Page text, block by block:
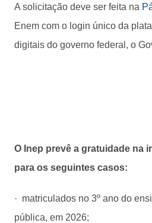
A solicitação deve ser feita na
Enem com o login único da
digitais do governo federal, o
O Inep prevê a gratuidade na
para os seguintes casos:
· matriculados no 3º ano do
pública, em 2026;